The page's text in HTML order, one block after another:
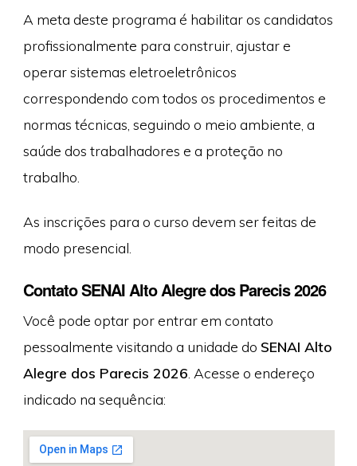
A meta deste programa é habilitar os candidatos
profissionalmente para construir, ajustar e
operar sistemas eletroeletrônicos
correspondendo com todos os procedimentos e
normas técnicas, seguindo o meio ambiente, a
saúde dos trabalhadores e a proteção no
trabalho.
As inscrições para o curso devem ser feitas de
modo presencial.
Contato SENAI Alto Alegre dos Parecis 2026
Você pode optar por entrar em contato
pessoalmente visitando a unidade do SENAI Alto
Alegre dos Parecis 2026 . Acesse o endereço
indicado na sequência: